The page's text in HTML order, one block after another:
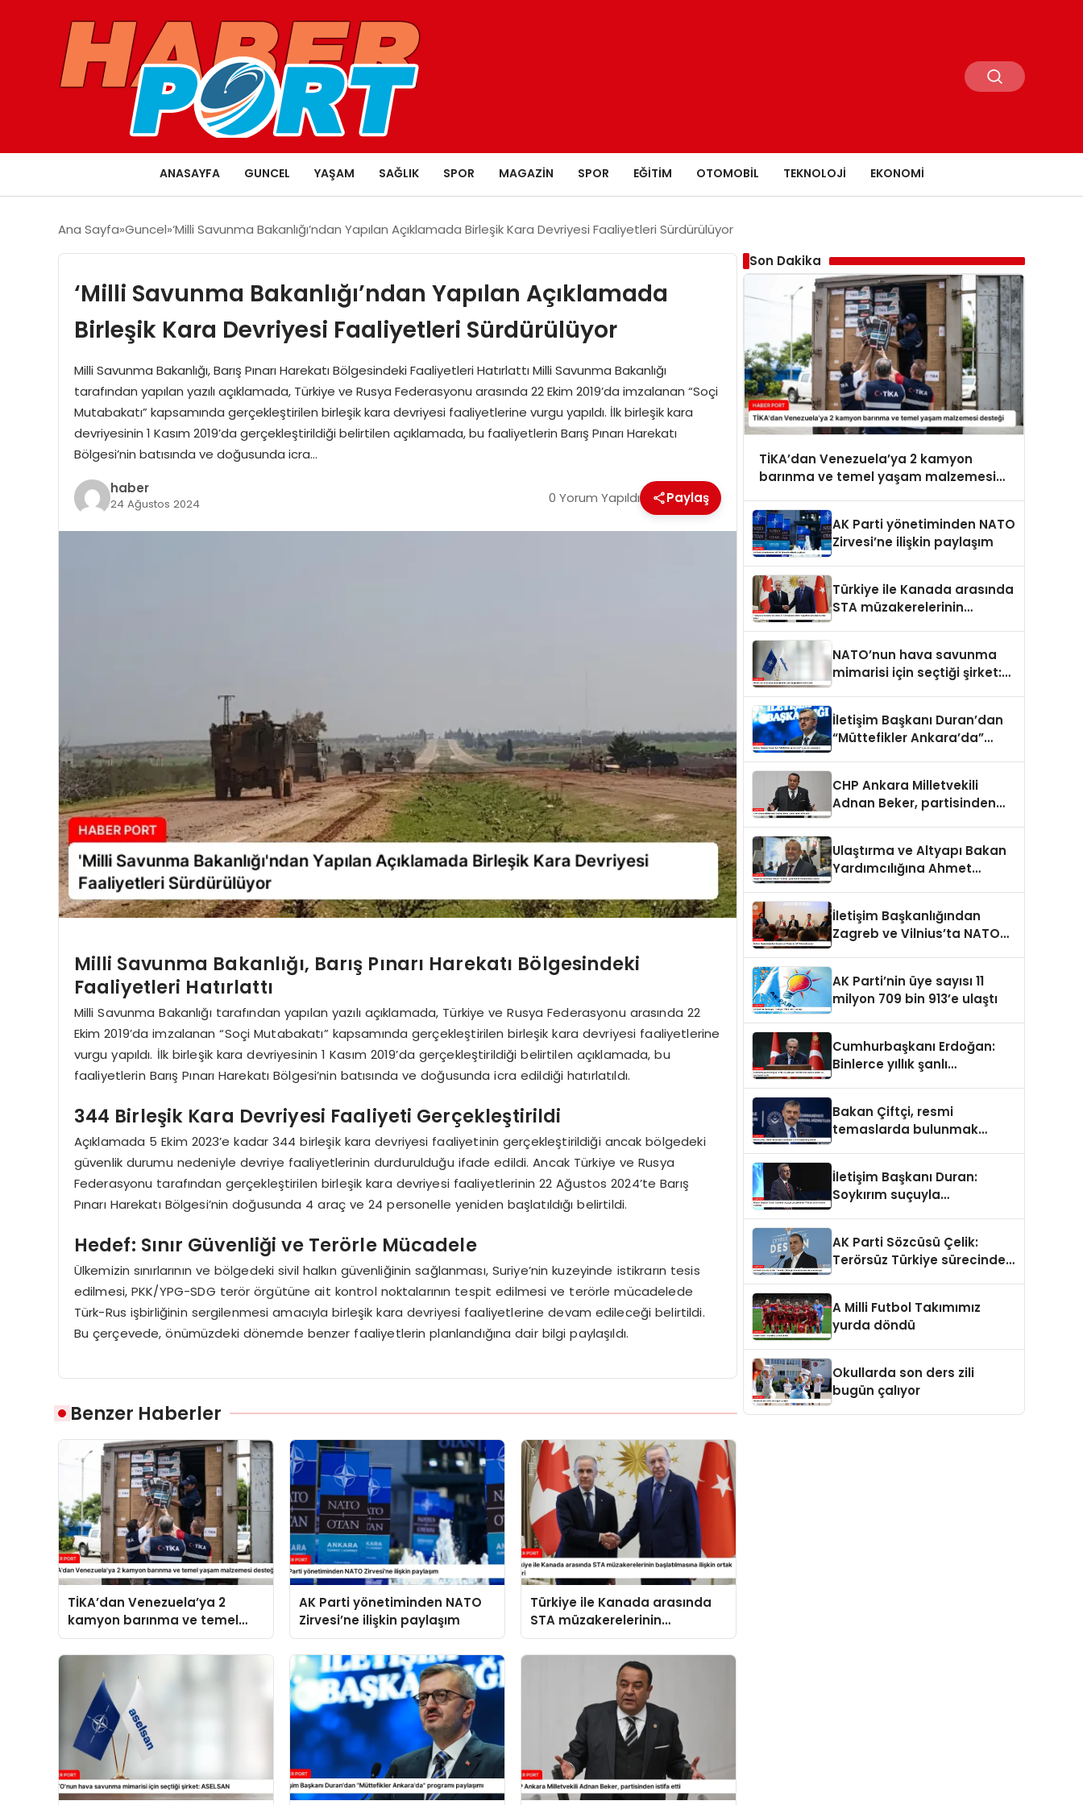
ANASAYFA GUNCEL YAŞAM SAĞLIK SPOR MAGAZIN SPOR EĞITIM OTOMOBIL TEKNOLOJI EKONOMI
Ana Sayfa Guncel ‘Milli Savunma Bakanlığı’ndan Yapılan Açıklamada Birleşik Kara Devriyesi Faaliyetleri Sürdürülüyor
‘Milli Savunma Bakanlığı’ndan Yapılan Açıklamada
Birleşik Kara Devriyesi Faaliyetleri Sürdürülüyor
Milli Savunma Bakanlığı, Barış Pınarı Harekatı Bölgesindeki Faaliyetleri Hatırlattı Milli Savunma Bakanlığı
tarafından yapılan yazılı açıklamada, Türkiye ve Rusya Federasyonu arasında 22 Ekim 2019’da imzalanan “Soçi
Mutabakatı” kapsamında gerçekleştirilen birleşik kara devriyesi faaliyetlerine vurgu yapıldı. İlk birleşik kara
devriyesinin 1 Kasım 2019’da gerçekleştirildiği belirtilen açıklamada, bu faaliyetlerin Barış Pınarı Harekatı
Bölgesi’nin batısında ve doğusunda icra…
haber
24 Ağustos 2024 0 Yorum Yapıldı Paylaş
Milli Savunma Bakanlığı, Barış Pınarı Harekatı Bölgesindeki
Faaliyetleri Hatırlattı
Milli Savunma Bakanlığı tarafından yapılan yazılı açıklamada, Türkiye ve Rusya Federasyonu arasında 22
Ekim 2019’da imzalanan “Soçi Mutabakatı” kapsamında gerçekleştirilen birleşik kara devriyesi faaliyetlerine
vurgu yapıldı. İlk birleşik kara devriyesinin 1 Kasım 2019’da gerçekleştirildiği belirtilen açıklamada, bu
faaliyetlerin Barış Pınarı Harekatı Bölgesi’nin batısında ve doğusunda icra edildiği hatırlatıldı.
344 Birleşik Kara Devriyesi Faaliyeti Gerçekleştirildi
Açıklamada 5 Ekim 2023’e kadar 344 birleşik kara devriyesi faaliyetinin gerçekleştirildiği ancak bölgedeki
güvenlik durumu nedeniyle devriye faaliyetlerinin durdurulduğu ifade edildi. Ancak Türkiye ve Rusya
Federasyonu tarafından gerçekleştirilen birleşik kara devriyesi faaliyetlerinin 22 Ağustos 2024’te Barış
Pınarı Harekatı Bölgesi’nin doğusunda 4 araç ve 24 personelle yeniden başlatıldığı belirtildi.
Hedef: Sınır Güvenliği ve Terörle Mücadele
Ülkemizin sınırlarının ve bölgedeki sivil halkın güvenliğinin sağlanması, Suriye’nin kuzeyinde istikrarın tesis
edilmesi, PKK/YPG-SDG terör örgütüne ait kontrol noktalarının tespit edilmesi ve terörle mücadelede
Türk-Rus işbirliğinin sergilenmesi amacıyla birleşik kara devriyesi faaliyetlerine devam edileceği belirtildi.
Bu çerçevede, önümüzdeki dönemde benzer faaliyetlerin planlandığına dair bilgi paylaşıldı.
Benzer Haberler
TİKA’dan Venezuela’ya 2
kamyon barınma ve temel
yaşam malzemesi desteği
AK Parti yönetiminden NATO
Zirvesi’ne ilişkin paylaşım
Türkiye ile Kanada arasında
STA müzakerelerinin
başlatılmasına ilişkin ortak
bildiri
Son Dakika
TİKA’dan Venezuela’ya 2 kamyon
barınma ve temel yaşam malzemesi
AK Parti yönetiminden NATO
Zirvesi’ne ilişkin paylaşım
Türkiye ile Kanada arasında
STA müzakerelerinin
NATO’nun hava savunma
mimarisi için seçtiği şirket:
İletişim Başkanı Duran’dan
“Müttefikler Ankara’da”
CHP Ankara Milletvekili
Adnan Beker, partisinden
Ulaştırma ve Altyapı Bakan
Yardımcılığına Ahmet
İletişim Başkanlığından
Zagreb ve Vilnius’ta NATO
AK Parti’nin üye sayısı 11
milyon 709 bin 913’e ulaştı
Cumhurbaşkanı Erdoğan:
Binlerce yıllık şanlı
Bakan Çiftçi, resmi
temaslarda bulunmak
İletişim Başkanı Duran:
Soykırım suçuyla
AK Parti Sözcüsü Çelik:
Terörsüz Türkiye sürecinde
A Milli Futbol Takımımız
yurda döndü
Okullarda son ders zili
bugün çalıyor